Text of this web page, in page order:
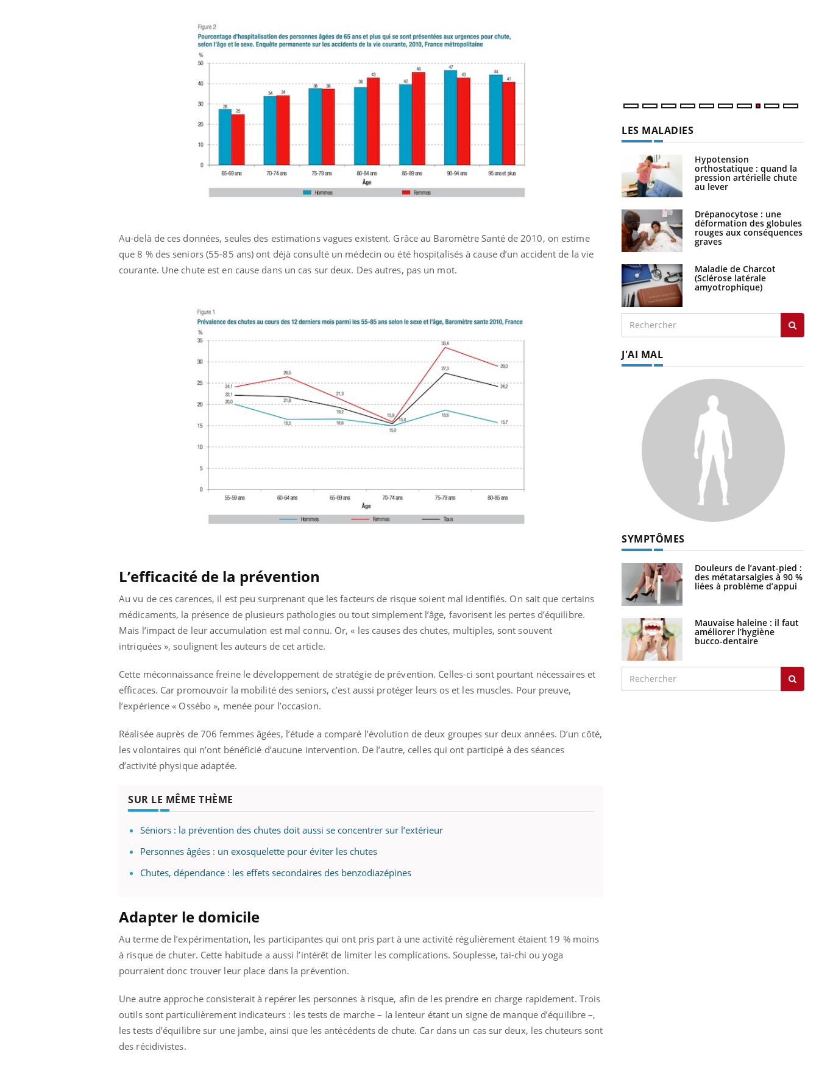
Au-delà de ces données, seules des estimations vagues existent. Grâce au Baromètre Santé de 2010, on estime
que 8 % des seniors (55-85 ans) ont déjà consulté un médecin ou été hospitalisés à cause d’un accident de la vie
courante. Une chute est en cause dans un cas sur deux. Des autres, pas un mot.
L’efficacité de la prévention
Au vu de ces carences, il est peu surprenant que les facteurs de risque soient mal identifiés. On sait que certains
médicaments, la présence de plusieurs pathologies ou tout simplement l’âge, favorisent les pertes d’équilibre.
Mais l’impact de leur accumulation est mal connu. Or, « les causes des chutes, multiples, sont souvent
intriquées », soulignent les auteurs de cet article.
Cette méconnaissance freine le développement de stratégie de prévention. Celles-ci sont pourtant nécessaires et
efficaces. Car promouvoir la mobilité des seniors, c’est aussi protéger leurs os et les muscles. Pour preuve,
l’expérience « Ossébo », menée pour l’occasion.
Réalisée auprès de 706 femmes âgées, l’étude a comparé l’évolution de deux groupes sur deux années. D’un côté,
les volontaires qui n’ont bénéficié d’aucune intervention. De l’autre, celles qui ont participé à des séances
d’activité physique adaptée.
SUR LE MÊME THÈME
Séniors : la prévention des chutes doit aussi se concentrer sur l’extérieur
Personnes âgées : un exosquelette pour éviter les chutes
Chutes, dépendance : les effets secondaires des benzodiazépines
Adapter le domicile
Au terme de l’expérimentation, les participantes qui ont pris part à une activité régulièrement étaient 19 % moins
à risque de chuter. Cette habitude a aussi l’intérêt de limiter les complications. Souplesse, tai-chi ou yoga
pourraient donc trouver leur place dans la prévention.
Une autre approche consisterait à repérer les personnes à risque, afin de les prendre en charge rapidement. Trois
outils sont particulièrement indicateurs : les tests de marche – la lenteur étant un signe de manque d’équilibre –,
les tests d’équilibre sur une jambe, ainsi que les antécédents de chute. Car dans un cas sur deux, les chuteurs sont
des récidivistes.
LES MALADIES
Hypotension
orthostatique : quand la
pression artérielle chute
au lever
Drépanocytose : une
déformation des globules
rouges aux conséquences
graves
Maladie de Charcot
(Sclérose latérale
amyotrophique)
J'AI MAL
SYMPTÔMES
Douleurs de l’avant-pied :
des métatarsalgies à 90 %
liées à problème d’appui
Mauvaise haleine : il faut
améliorer l’hygiène
bucco-dentaire